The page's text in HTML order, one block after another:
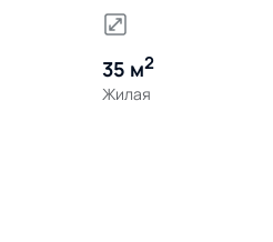
35 м2
Жилая